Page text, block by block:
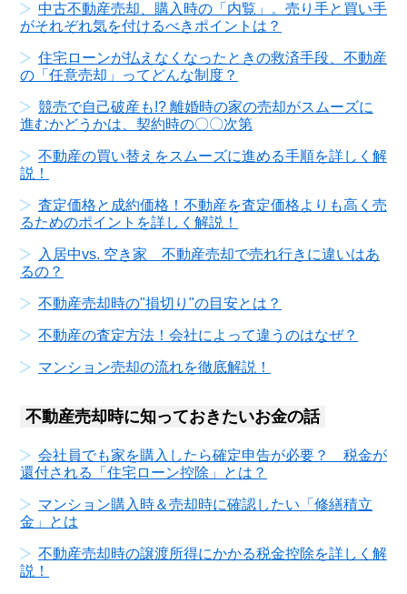
中古不動産売却、購入時の「内覧」。売り手と買い手
がそれぞれ気を付けるべきポイントは？
住宅ローンが払えなくなったときの救済手段、不動産
の「任意売却」ってどんな制度？
競売で自己破産も!? 離婚時の家の売却がスムーズに
進むかどうかは、契約時の〇〇次第
不動産の買い替えをスムーズに進める手順を詳しく解
説！
査定価格と成約価格！不動産を査定価格よりも高く売
るためのポイントを詳しく解説！
入居中vs. 空き家 不動産売却で売れ行きに違いはあ
るの？
不動産売却時の"損切り"の目安とは？
不動産の査定方法！会社によって違うのはなぜ？
マンション売却の流れを徹底解説！
不動産売却時に知っておきたいお金の話
会社員でも家を購入したら確定申告が必要？ 税金が
還付される「住宅ローン控除」とは？
マンション購入時＆売却時に確認したい「修繕積立
金」とは
不動産売却時の譲渡所得にかかる税金控除を詳しく解
説！